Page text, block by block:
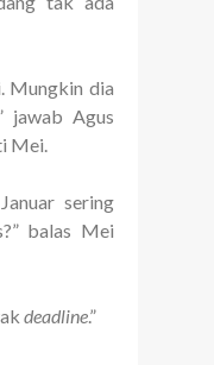
Mungkin dia
jawab Agus
Mei.
sering
balas Mei
deadline.”